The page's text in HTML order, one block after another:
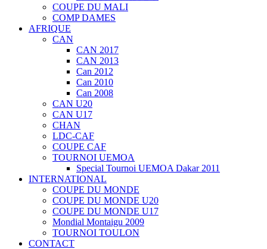
COUPE DU MALI
COMP DAMES
AFRIQUE
CAN
CAN 2017
CAN 2013
Can 2012
Can 2010
Can 2008
CAN U20
CAN U17
CHAN
LDC-CAF
COUPE CAF
TOURNOI UEMOA
Special Tournoi UEMOA Dakar 2011
INTERNATIONAL
COUPE DU MONDE
COUPE DU MONDE U20
COUPE DU MONDE U17
Mondial Montaigu 2009
TOURNOI TOULON
CONTACT